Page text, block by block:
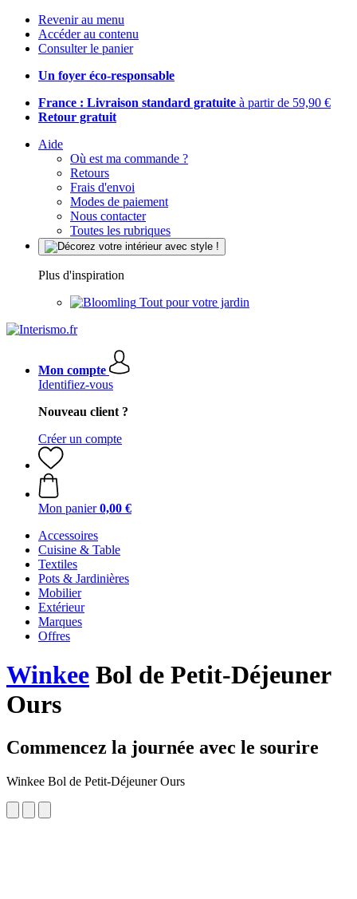
Revenir au menu
Accéder au contenu
Consulter le panier
Un foyer éco-responsable
France : Livraison standard gratuite à partir de 59,90 €
Retour gratuit
Aide
Où est ma commande ?
Retours
Frais d'envoi
Modes de paiement
Nous contacter
Toutes les rubriques
Plus d'inspiration
Tout pour votre jardin
Mon compte
Identifiez-vous
Nouveau client ?
Créer un compte
Mon panier 0,00 €
Accessoires
Cuisine & Table
Textiles
Pots & Jardinières
Mobilier
Extérieur
Marques
Offres
Winkee Bol de Petit-Déjeuner
Ours
Commencez la journée avec le sourire
Winkee Bol de Petit-Déjeuner Ours